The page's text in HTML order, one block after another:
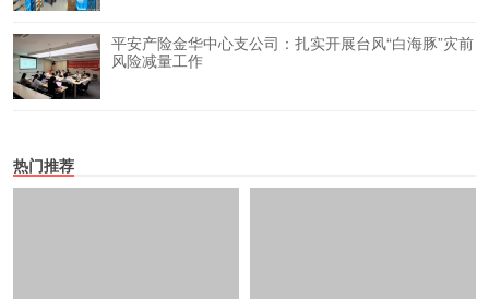
平安产险金华中心支公司：扎实开展台风“白海豚”灾前
风险减量工作
热门推荐